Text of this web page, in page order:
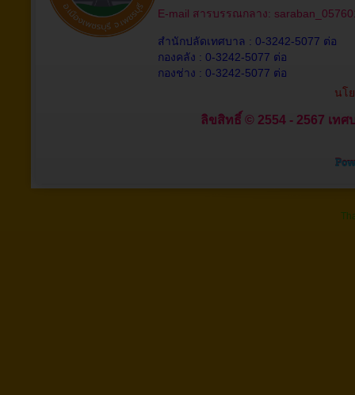
E-mail สารบรรณกลาง:
สำนักปลัดเทศบาล : 0-3242-5077 ต่อ
กองคลัง : 0-3242-5077 ต่อ
กองช่าง : 0-3242-5077 ต่อ
นโ
ลิขสิทธิ์ © 2554 - 2567 เท